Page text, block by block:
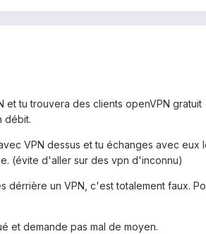
tu trouvera des clients openVPN
débit.
VPN dessus et tu échanges avec eux
(évite d'aller sur des vpn d'inconnu)
un VPN, c'est totalement faux.
et demande pas mal de moyen.